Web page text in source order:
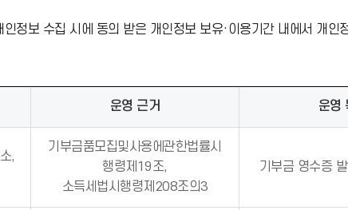
정보 수집 시에 동의 받은 개인정보 보유·이용기간 내에서 개인
운영 근거 운영
,
기부금품모집및사용에관한법률시
행령제19조,
소득세법시행령제208조의3
기부금 영수증